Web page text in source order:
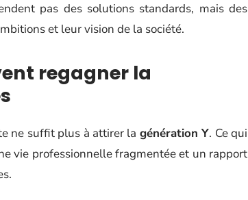
pas des solutions standards, mais des
et leur vision de la société.
regagner la
ne suffit plus à attirer la génération Y. Ce qui
vie professionnelle fragmentée et un rapport